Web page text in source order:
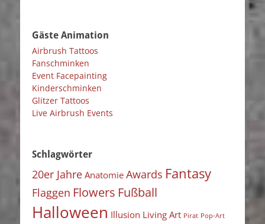
Gäste Animation
Airbrush Tattoos
Fanschminken
Event Facepainting
Kinderschminken
Glitzer Tattoos
Live Airbrush Events
Schlagwörter
20er Jahre Anatomie Awards Fantasy
Flaggen Flowers Fußball
Halloween Illusion Living Art Pirat Pop-Art